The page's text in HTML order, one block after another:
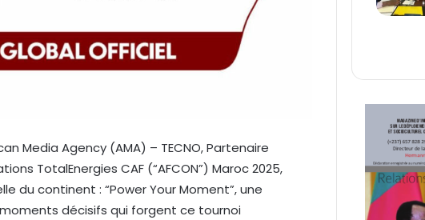
Media Agency (AMA) – TECNO, Partenaire
TotalEnergies CAF (“AFCON”) Maroc 2025,
du continent : “Power Your Moment”, une
décisifs qui forgent ce tournoi